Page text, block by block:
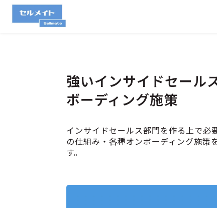
強いインサイドセール
ボーディング施策
インサイドセールス部門を作る上で必
の仕組み・各種オンボーディング施策
す。